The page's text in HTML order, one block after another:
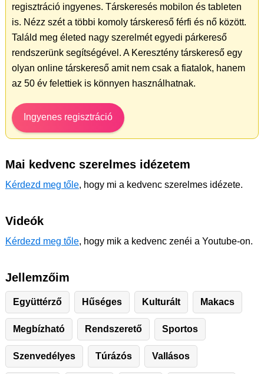
regisztráció ingyenes. Társkeresés mobilon és tableten
is. Nézz szét a többi komoly társkereső férfi és nő között.
Találd meg életed nagy szerelmét egyedi párkereső
rendszerünk segítségével. A Keresztény társkereső egy
olyan online társkereső amit nem csak a fiatalok, hanem
az 50 év felettiek is könnyen használhatnak.
Ingyenes regisztráció
Mai kedvenc szerelmes idézetem
Kérdezd meg tőle, hogy mi a kedvenc szerelmes idézete.
Videók
Kérdezd meg tőle, hogy mik a kedvenc zenéi a Youtube-on.
Jellemzőim
Együttérző Hűséges Kulturált Makacs
Megbízható Rendszerető Sportos
Szenvedélyes Túrázós Vallásos